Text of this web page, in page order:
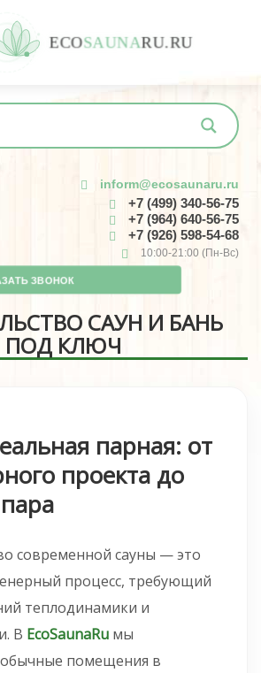
ECOSAUNARU.RU
inform@ecosaunaru.ru
+7 (499) 340-56-75
+7 (964) 640-56-75
+7 (926) 598-54-68
10:00-21:00 (Пн-Вс)
ЗВОНОК
САУН И БАНЬ
ПОД КЛЮЧ
парная: от
проекта до
современной сауны — это
процесс, требующий
теплодинамики и
В EcoSaunaRu мы
помещения в